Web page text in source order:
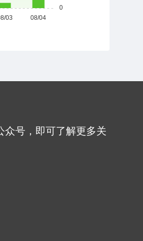
众号，即可了解更多关